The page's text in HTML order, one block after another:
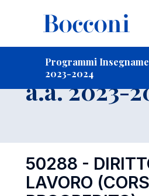
Programmi
2023-2024
a.a. 2023-
50288 -
LAVORO